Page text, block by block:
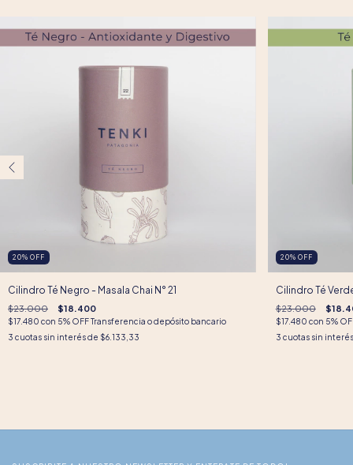
20% OFF
Cilindro Té Negro - Masala Chai N° 21
$23.000 $18.400
$17.480 con 5% OFF Transferencia o depósito bancario
3 cuotas sin interés de $6.133,33
20% OFF
Cilindro Té
$23.000
$17.480 con 5%
3 cuotas sin